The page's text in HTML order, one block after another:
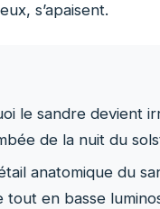
s’apaisent.
le sandre devient
de la nuit du
anatomique du
tout en basse